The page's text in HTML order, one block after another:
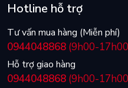
Hotline hỗ trợ
Tư vấn mua hàng (Miễn phí)
0944048868 (9h00-
Hỗ trợ giao hàng
0944048868 (9h00-